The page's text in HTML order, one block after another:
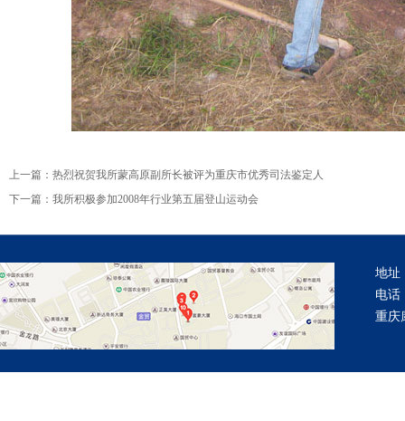
上一篇： 热烈祝贺我所蒙高原副所长被评为重庆市优秀司法鉴定人
下一篇： 我所积极参加2008年行业第五届登山运动会
地址
电话
重